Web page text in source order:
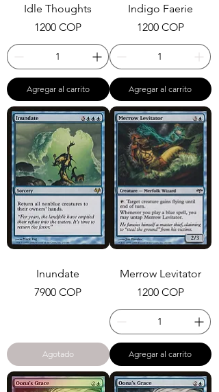
Idle Thoughts
Precio
1200 COP
Agregar al carrito
Indigo Faerie
Precio
1200 COP
Agregar al carrito
Inundate
Precio
7900 COP
Agotado
Merrow Levitator
Precio
1200 COP
Agregar al carrito